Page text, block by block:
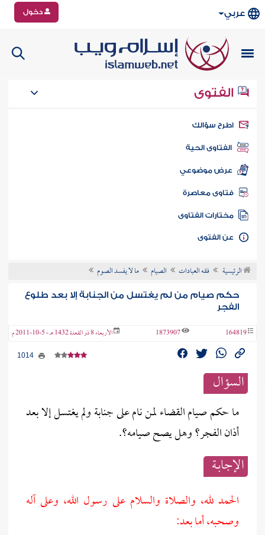
عربي دخول
الفتوى
سؤالك
الفتاوى الحية
عرض موضوعي
فتاوى معاصرة
مختارات الفتاوى
الفتوى
الرئيسية فقه العبادات الصيام ما لا يفسد الصوم
حكم صيام من لم يغتسل من الجنابة إلا بعد طلوع
الفجر
164819
1873907 الأربعاء 8 ذو القعدة 1432 هـ - 5-10-2011 م
السؤال
ما حكم صيام القضاء لمن نام على جنابة ولم يغتسل إلا بعد
أذان الفجر؟ وهل يصح صيامه؟.
الإجابــة
الحمد لله، والصلاة والسلام على رسول الله، وعلى آله
وصحبه، أما بعد: